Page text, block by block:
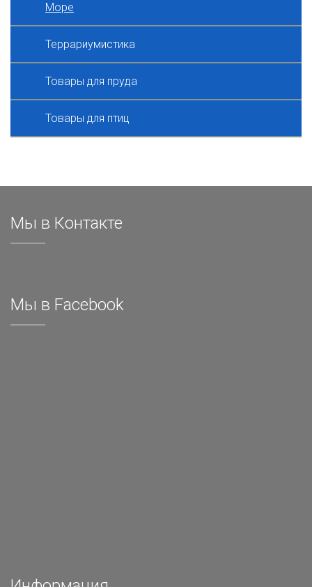
Море
Террариумистика
Товары для пруда
Товары для птиц
Мы в Контакте
Мы в Facebook